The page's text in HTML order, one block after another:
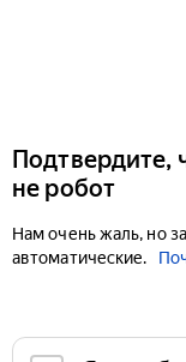
Подтвердите,
не робот
Нам очень жаль, но
автоматические.